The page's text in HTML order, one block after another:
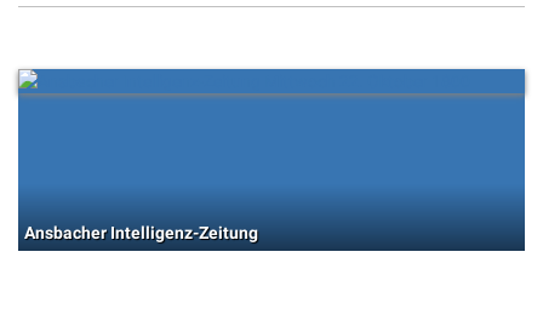
Ansbacher Intelligenz-Zeitung